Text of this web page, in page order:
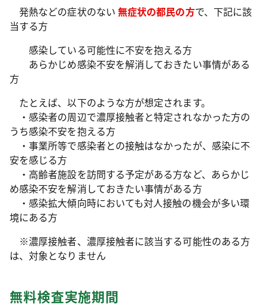
発熱などの症状のない 無症状の都民の方で、下記に該
当する方
感染している可能性に不安を抱える方
あらかじめ感染不安を解消しておきたい事情がある
方
たとえば、以下のような方が想定されます。
・感染者の周辺で濃厚接触者と特定されなかった方の
うち感染不安を抱える方
・事業所等で感染者との接触はなかったが、感染に不
安を感じる方
・高齢者施設を訪問する予定がある方など、あらかじ
め感染不安を解消しておきたい事情がある方
・感染拡大傾向時においても対人接触の機会が多い環
境にある方
※濃厚接触者、濃厚接触者に該当する可能性のある方
は、対象となりません
無料検査実施期間